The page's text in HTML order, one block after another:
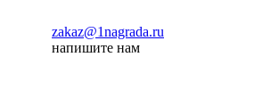
zakaz@1nagrada.ru
напишите нам